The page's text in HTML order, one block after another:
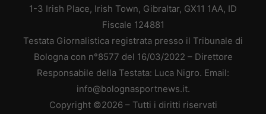
1-3 Irish Place, Irish Town, Gibraltar, GX11 1AA, ID
Fiscale 124881
Testata Giornalistica registrata presso il Tribunale di
Bologna con n°8577 del 16/03/2022 – Direttore
Responsabile della Testata: Luca Nigro. Email:
info@bolognasportnews.it.
Copyright ©2026 – Tutti i diritti riservati